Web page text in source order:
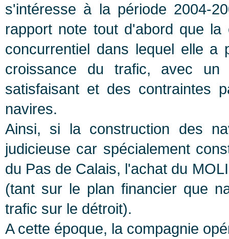
s'intéresse à la période 2004-
rapport note tout d'abord que
concurrentiel dans lequel elle
croissance du trafic, avec
satisfaisant et des contraintes
navires.
Ainsi, si la construction des
judicieuse car spécialement
du Pas de Calais, l'achat du
(tant sur le plan financier que
trafic sur le détroit).
A cette époque, la compagnie